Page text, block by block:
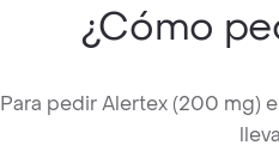
¿Cómo
Para pedir Alertex (200 mg)